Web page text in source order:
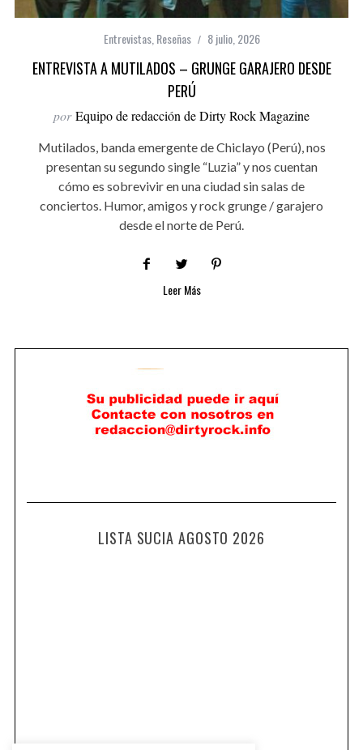
Entrevistas, Reseñas 8 julio, 2026
ENTREVISTA A MUTILADOS – GRUNGE GARAJERO DESDE
PERÚ
por Equipo de redacción de Dirty Rock Magazine
Mutilados, banda emergente de Chiclayo (Perú), nos
presentan su segundo single “Luzia” y nos cuentan
cómo es sobrevivir en una ciudad sin salas de
conciertos. Humor, amigos y rock grunge / garajero
desde el norte de Perú.
Leer Más
LISTA SUCIA AGOSTO 2026